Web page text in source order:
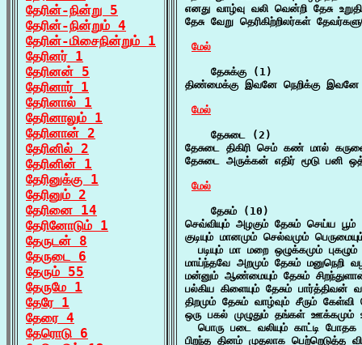
தேரின்-நின்று 5
தேரின்-நின்றும் 4
தேரின்-மிசைநின்றும் 1
தேரினர் 1
தேரினன் 5
தேரினார் 1
தேரினால் 1
தேரினாலும் 1
தேரினான் 2
தேரினில் 2
தேரினின் 1
தேரினுக்கு 1
தேரினும் 2
தேரினை 14
தேரினோடும் 1
தேருடன் 8
தேருடை 6
தேரும் 55
தேருமே 1
தேரே 1
தேரை 4
தேரொடு 6
எனது வாழ்வு வலி வென்றி தேசு
தேசு வேறு தெரிகிற்றிலர்கள்
மேல்
    தேசுக்கு (1)
திண்மைக்கு இவனே நெறிக்கு
மேல்
    தேசுடை (2)
தேசுடை திகிரி செம் கண் மால்
தேசுடை அருக்கன் எதிர் மூடு பனி
மேல்
    தேசும் (10)
செவ்வியும் அழகும் தேசும் செய்ய
குடியும் மானமும் செல்வமும்
படியும் மா மறை ஒழுக்கமும்
மாய்ந்தவே அறமும் தேசும் மனுநெறி
மன்னும் ஆண்மையும் தேசும்
பல்கிய கிளையும் தேசும்
திறமும் தேசும் வாழ்வும் சீரும்
ஒரு பகல் முழுதும் தங்கள் ஊக்கமும்
பொரு படை வலியும் காட்டி போதக
பிறந்த தினம் முதலாக பெற்றெடுத்த